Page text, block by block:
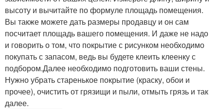
высоту и вычитайте по формуле площадь помещения.
Вы также можете дать размеры продавцу и он сам
посчитает площадь вашего помещения. И даже не надо
и говорить о том, что покрытие с рисунком необходимо
покупать с запасом, ведь вы будете клеить клеенку с
подбором.Далее необходимо подготовить ваши стены.
Нужно убрать старенькое покрытие (краску, обои и
прочее), очистить от грязищи и пыли, отмыть грязь и так
далее.